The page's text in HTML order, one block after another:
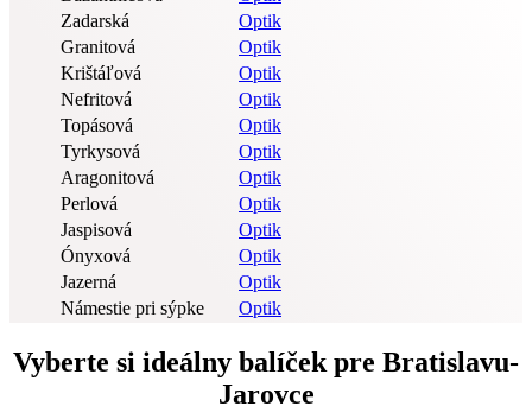
Zadarská
Optik
Granitová
Optik
Krištáľová
Optik
Nefritová
Optik
Topásová
Optik
Tyrkysová
Optik
Aragonitová
Optik
Perlová
Optik
Jaspisová
Optik
Ónyxová
Optik
Jazerná
Optik
Námestie pri sýpke
Optik
Vyberte si ideálny balíček pre Bratislavu-
Jarovce